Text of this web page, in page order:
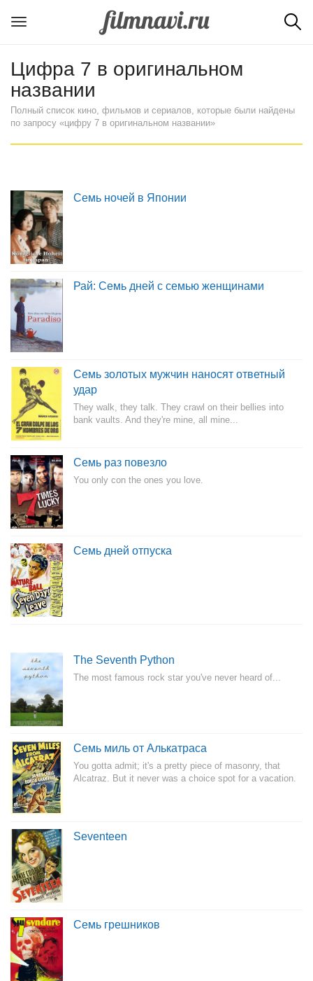
Цифра 7 в оригинальном
названии
Полный список кино, фильмов и сериалов, которые были найдены
по запросу «цифру 7 в оригинальном названии»
Семь ночей в Японии
Рай: Семь дней с семью женщинами
Семь золотых мужчин наносят ответный
удар
They walk, they talk. They crawl on their bellies into
bank vaults. And they're mine, all mine...
Семь раз повезло
You only con the ones you love.
Семь дней отпуска
The Seventh Python
The most famous rock star you've never heard of...
Семь миль от Алькатраса
You gotta admit; it's a pretty piece of masonry, that
Alcatraz. But it never was a choice spot for a vacation.
Seventeen
Семь грешников